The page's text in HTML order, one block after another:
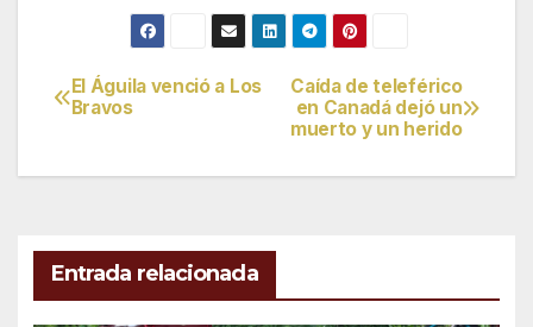
Navegación
Caída de teleférico
en Canadá dejó un
muerto y un herido
El Águila venció a Los
Bravos
Entrada relacionada